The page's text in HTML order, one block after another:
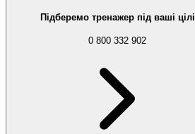
Підберемо тренажер під ваші цілі
0 800 332 902